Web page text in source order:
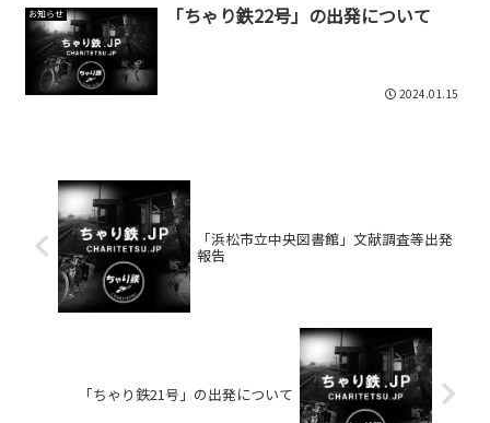
お知らせ 「ちゃり鉄22号」の出発について
2024.01.15
「浜松市立中央図書館」文献調査等出発
報告
「ちゃり鉄21号」の出発について